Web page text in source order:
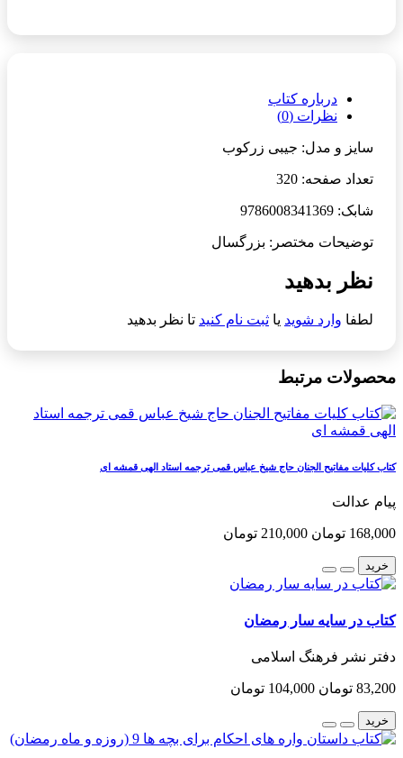
درباره کتاب
نظرات (0)
سایز و مدل: جیبی زرکوب
تعداد صفحه: 320
شابک: 9786008341369
توضیحات مختصر: بزرگسال
نظر بدهید
لطفا وارد شوید یا ثبت نام کنید تا نظر بدهید
محصولات مرتبط
کتاب کلیات مفاتیح الجنان حاج شیخ عباس قمی ترجمه استاد الهی قمشه ای
پیام عدالت
168,000 تومان 210,000 تومان
خرید
کتاب در سایه سار رمضان
دفتر نشر فرهنگ اسلامی
83,200 تومان 104,000 تومان
خرید